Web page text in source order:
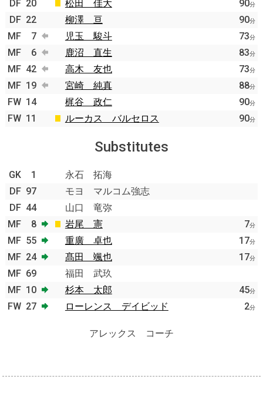
DF 20 松田 佳大 90分
DF 22 柳澤 亘 90分
MF 7 児玉 駿斗 73分
MF 6 鹿沼 直生 83分
MF 42 高木 友也 73分
MF 19 宮崎 純真 88分
FW 14 梶谷 政仁 90分
FW 11 ルーカス バルセロス 90分
Substitutes
GK 1
永石 拓海
DF 97
モヨ マルコム強志
DF 44
山口 竜弥
MF
8 岩尾 憲 7分
MF 55 重廣 卓也 17分
MF 24 髙田 颯也 17分
MF 69
福田 武玖
MF 10 杉本 太郎 45分
FW 27 ローレンス デイビッド 2分
アレックス コーチ